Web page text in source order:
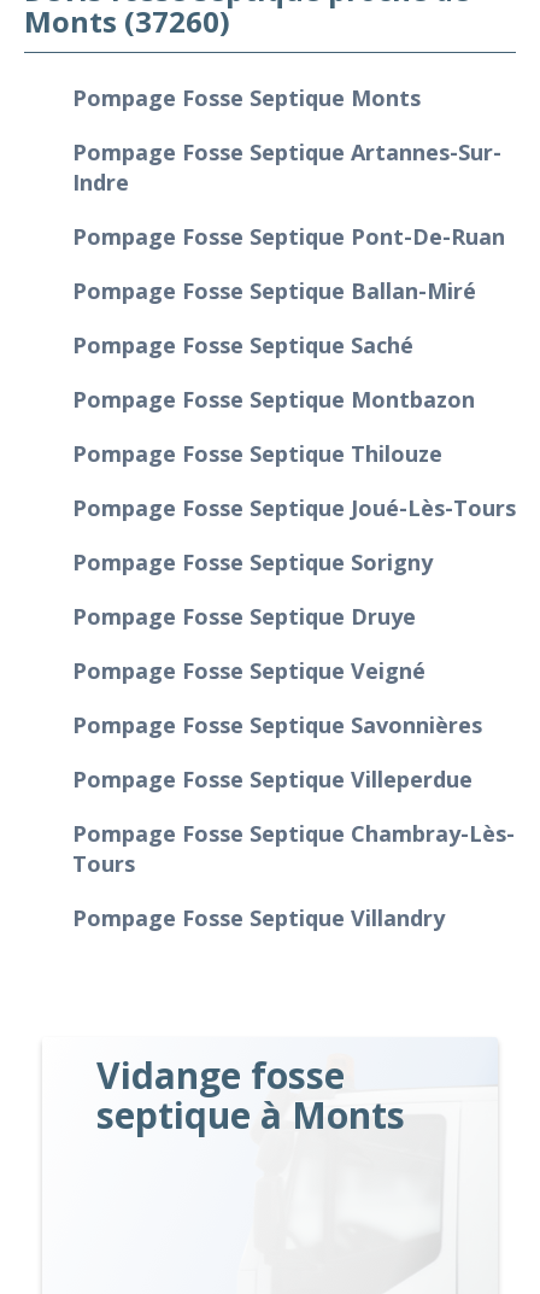
Monts (37260)
Pompage Fosse Septique Monts
Pompage Fosse Septique Artannes-Sur-
Indre
Pompage Fosse Septique Pont-De-Ruan
Pompage Fosse Septique Ballan-Miré
Pompage Fosse Septique Saché
Pompage Fosse Septique Montbazon
Pompage Fosse Septique Thilouze
Pompage Fosse Septique Joué-Lès-Tours
Pompage Fosse Septique Sorigny
Pompage Fosse Septique Druye
Pompage Fosse Septique Veigné
Pompage Fosse Septique Savonnières
Pompage Fosse Septique Villeperdue
Pompage Fosse Septique Chambray-Lès-
Tours
Pompage Fosse Septique Villandry
Vidange fosse
septique à Monts